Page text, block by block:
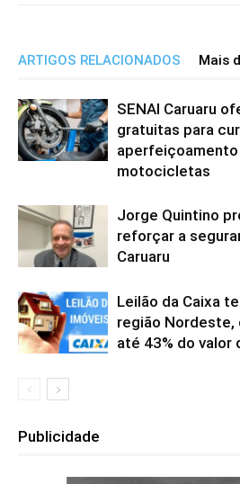
ARTIGOS RELACIONADOS Mais
SENAI Caruaru
gratuitas para
motocicletas
Jorge Quintino
reforçar a
Caruaru
Leilão da Caixa
região
até 43% do valor
Publicidade